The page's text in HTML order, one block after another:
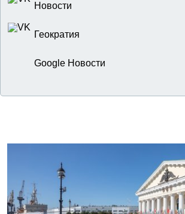
Новости
Геократия
Google Новости